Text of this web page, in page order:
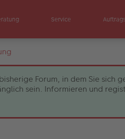
Service
Forum, in dem Sie sich
sein. Informieren und